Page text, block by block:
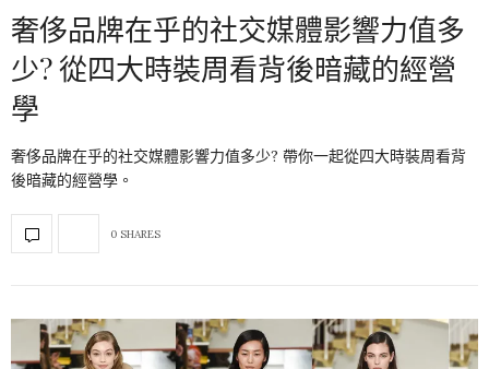
奢侈品牌在乎的社交媒體影響力值多
少? 從四大時裝周看背後暗藏的經營
學
奢侈品牌在乎的社交媒體影響力值多少? 帶你一起從四大時裝周看背
後暗藏的經營學。
0 SHARES